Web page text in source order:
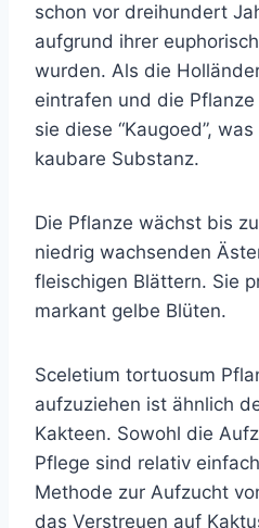
schon vor dreihundert
aufgrund ihrer
wurden. Als die
eintrafen und die
sie diese “Kaugoed”,
kaubare Substanz.
Die Pflanze wächst bis
niedrig wachsenden
fleischigen Blättern. Sie
markant gelbe Blüten.
Sceletium tortuosum
aufzuziehen ist ähnlich
Kakteen. Sowohl die
Pflege sind relativ
Methode zur Aufzucht
das Verstreuen auf